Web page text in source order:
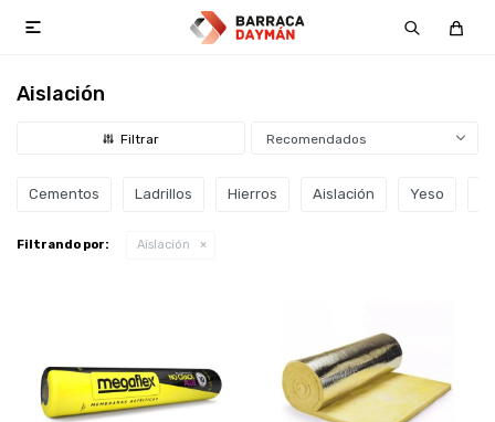

Aislación
Recomendados
Cementos Ladrillos Hierros Aislación Yeso
Filtrando por: Aislación